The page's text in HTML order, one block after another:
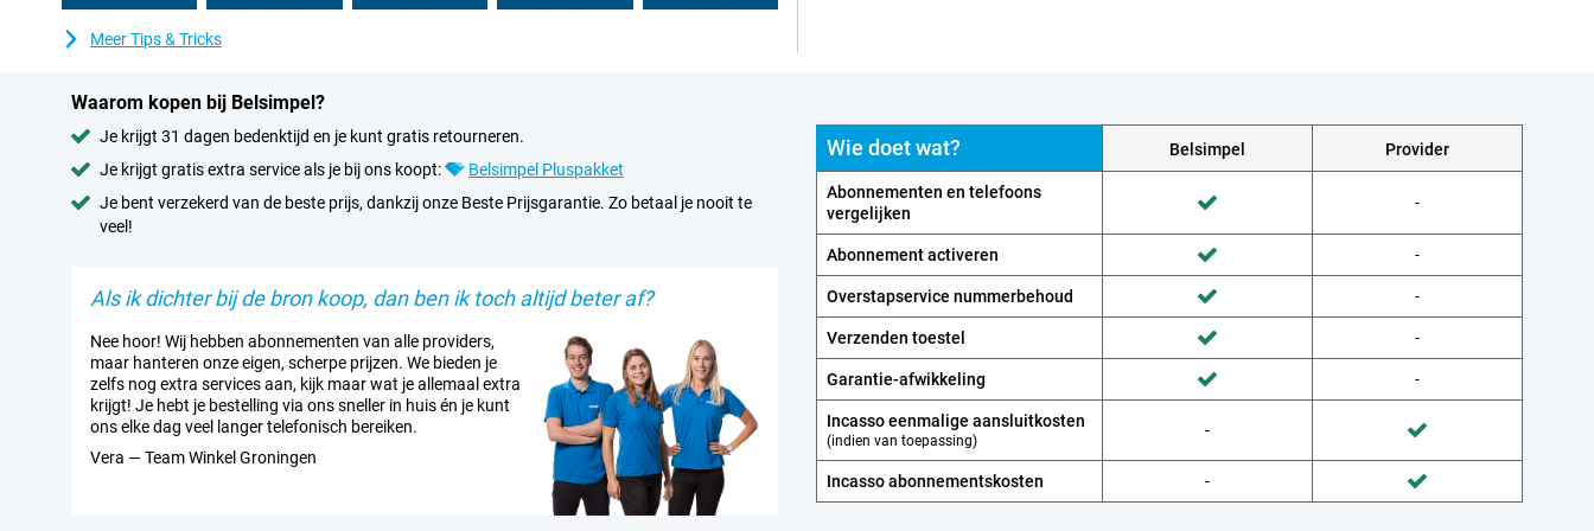
Meer Tips & Tricks
Waarom kopen bij Belsimpel?
Je krijgt 31 dagen bedenktijd en je kunt gratis retourneren.
Je krijgt gratis extra service als je bij ons koopt:
Belsimpel Pluspakket
Je bent verzekerd van de beste prijs, dankzij onze Beste Prijsgarantie. Zo betaal je nooit te
veel!
Als ik dichter bij de bron koop, dan ben ik toch altijd beter af?
Nee hoor! Wij hebben abonnementen van alle providers,
maar hanteren onze eigen, scherpe prijzen. We bieden je
zelfs nog extra services aan, kijk maar wat je allemaal extra
krijgt! Je hebt je bestelling via ons sneller in huis én je kunt
ons elke dag veel langer telefonisch bereiken.
Vera — Team Winkel Groningen
Wie doet wat? Belsimpel Provider
Abonnementen en telefoons
vergelijken
Wordt gedaan door Belsimpel Wordt niet gedaan door Provider
-
Abonnement activeren Wordt gedaan door Belsimpel Wordt niet gedaan door Provider
-
Overstapservice nummerbehoud Wordt gedaan door Belsimpel Wordt niet gedaan door Provider
-
Verzenden toestel Wordt gedaan door Belsimpel Wordt niet gedaan door Provider
-
Garantie-afwikkeling Wordt gedaan door Belsimpel Wordt niet gedaan door Provider
-
Incasso eenmalige aansluitkosten
(indien van toepassing)
Wordt niet gedaan door Belsimpel
- Wordt gedaan door Provider
Incasso abonnements­kosten Wordt niet gedaan door Belsimpel
- Wordt gedaan door Provider